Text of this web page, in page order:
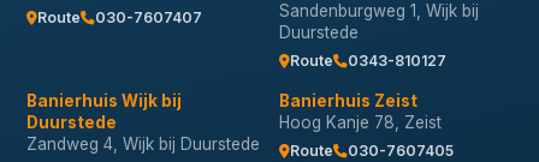
Route 030-7607407
Sandenburgweg 1, Wijk bij
Duurstede
Route 0343-810127
Banierhuis Wijk bij
Duurstede
Zandweg 4, Wijk bij Duurstede
Banierhuis Zeist
Hoog Kanje 78, Zeist
Route 030-7607405